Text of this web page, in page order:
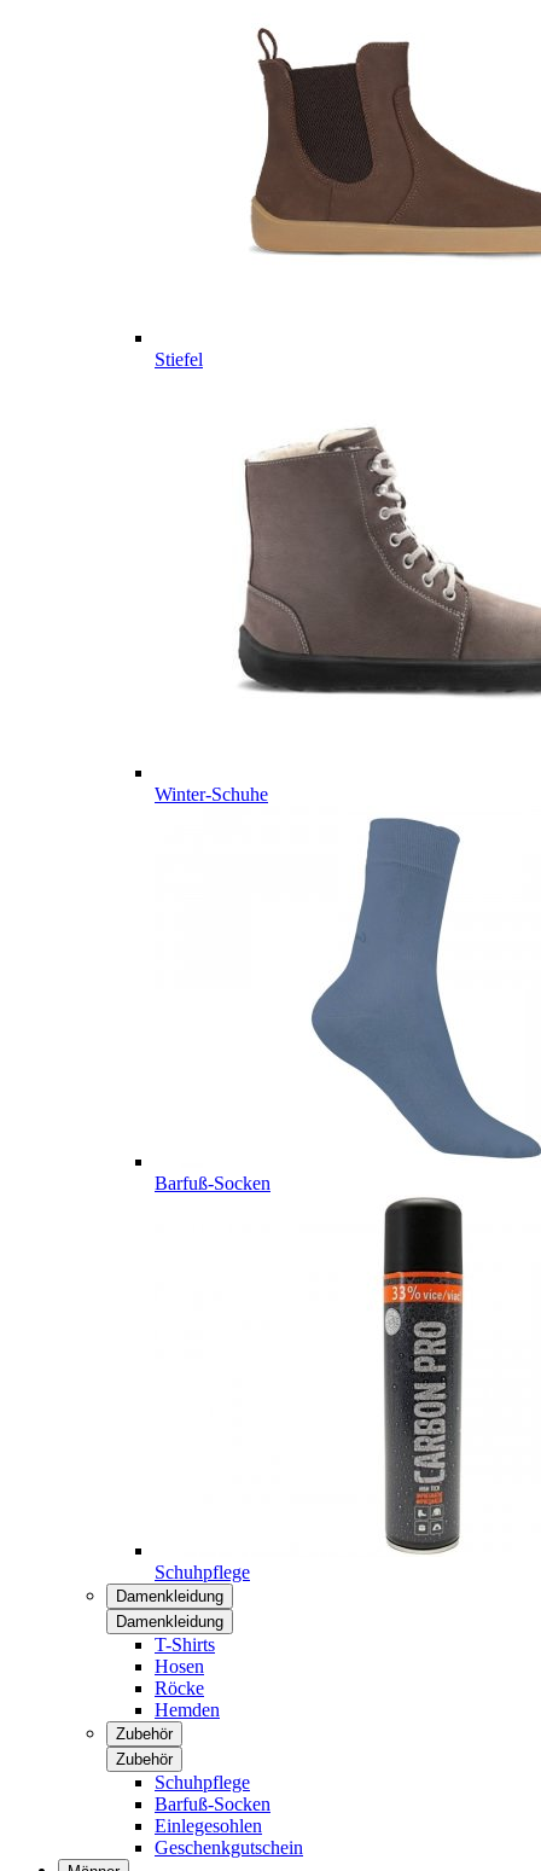
Stiefel
Winter-Schuhe
Barfuß-Socken
Schuhpflege
Damenkleidung
Damenkleidung
T-Shirts
Hosen
Röcke
Hemden
Zubehör
Zubehör
Schuhpflege
Barfuß-Socken
Einlegesohlen
Geschenkgutschein